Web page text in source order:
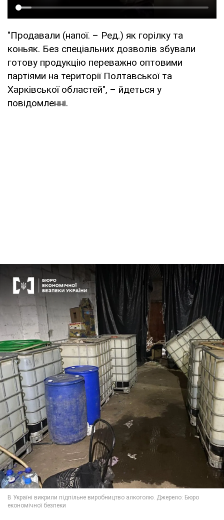
"Продавали (напої. – Ред.) як горілку та
коньяк. Без спеціальних дозволів збували
готову продукцію переважно оптовими
партіями на території Полтавської та
Харківської областей", – йдеться у
повідомленні.